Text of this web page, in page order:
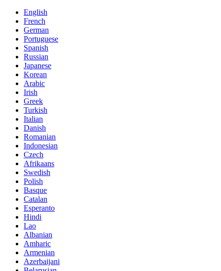
English
French
German
Portuguese
Spanish
Russian
Japanese
Korean
Arabic
Irish
Greek
Turkish
Italian
Danish
Romanian
Indonesian
Czech
Afrikaans
Swedish
Polish
Basque
Catalan
Esperanto
Hindi
Lao
Albanian
Amharic
Armenian
Azerbaijani